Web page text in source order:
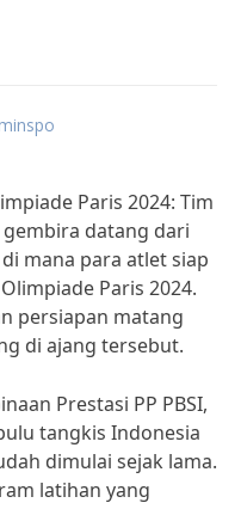
Paris 2024: Tim
datang dari
mana para atlet siap
Paris 2024.
persiapan matang
di ajang tersebut.
Prestasi PP PBSI,
tangkis Indonesia
dimulai sejak lama.
latihan yang